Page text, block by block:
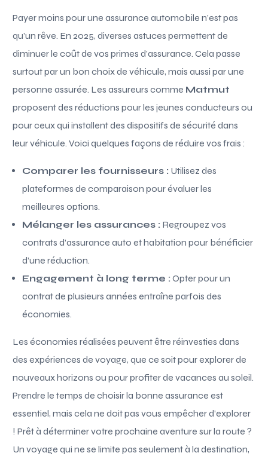
Payer moins pour une assurance automobile n’est pas
qu’un rêve. En 2025, diverses astuces permettent de
diminuer le coût de vos primes d’assurance. Cela passe
surtout par un bon choix de véhicule, mais aussi par une
personne assurée. Les assureurs comme Matmut
proposent des réductions pour les jeunes conducteurs ou
pour ceux qui installent des dispositifs de sécurité dans
leur véhicule. Voici quelques façons de réduire vos frais :
Comparer les fournisseurs : Utilisez des
plateformes de comparaison pour évaluer les
meilleures options.
Mélanger les assurances : Regroupez vos
contrats d’assurance auto et habitation pour bénéficier
d’une réduction.
Engagement à long terme : Opter pour un
contrat de plusieurs années entraîne parfois des
économies.
Les économies réalisées peuvent être réinvesties dans
des expériences de voyage, que ce soit pour explorer de
nouveaux horizons ou pour profiter de vacances au soleil.
Prendre le temps de choisir la bonne assurance est
essentiel, mais cela ne doit pas vous empêcher d’explorer
! Prêt à déterminer votre prochaine aventure sur la route ?
Un voyage qui ne se limite pas seulement à la destination,